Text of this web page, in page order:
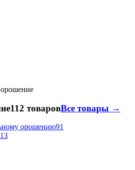
112 товаровВсе товары →
орошению91
13